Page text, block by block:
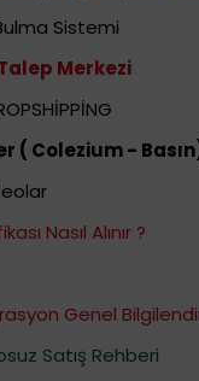
Sistemi
Merkezi
( Colezium -
Nasıl Alınır ?
Genel
Satış Rehberi